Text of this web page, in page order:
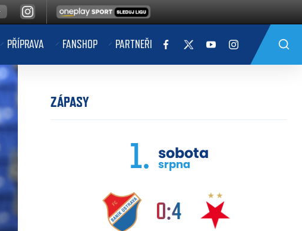
PŘÍPRAVA FANSHOP PARTNEŘI
ZÁPASY
1. sobota
srpna
0:4